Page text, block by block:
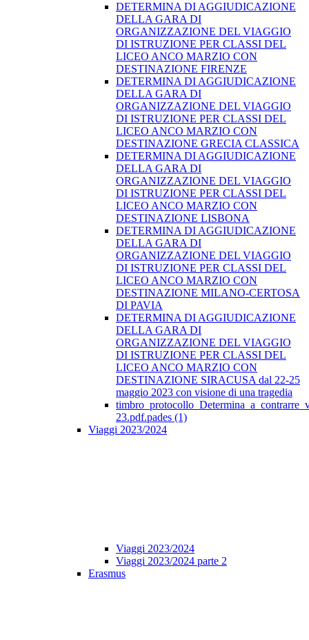
DETERMINA DI AGGIUDICAZIONE
DELLA GARA DI
ORGANIZZAZIONE DEL VIAGGIO
DI ISTRUZIONE PER CLASSI DEL
LICEO ANCO MARZIO CON
DESTINAZIONE FIRENZE
DETERMINA DI AGGIUDICAZIONE
DELLA GARA DI
ORGANIZZAZIONE DEL VIAGGIO
DI ISTRUZIONE PER CLASSI DEL
LICEO ANCO MARZIO CON
DESTINAZIONE GRECIA CLASSICA
DETERMINA DI AGGIUDICAZIONE
DELLA GARA DI
ORGANIZZAZIONE DEL VIAGGIO
DI ISTRUZIONE PER CLASSI DEL
LICEO ANCO MARZIO CON
DESTINAZIONE LISBONA
DETERMINA DI AGGIUDICAZIONE
DELLA GARA DI
ORGANIZZAZIONE DEL VIAGGIO
DI ISTRUZIONE PER CLASSI DEL
LICEO ANCO MARZIO CON
DESTINAZIONE MILANO-CERTOSA
DI PAVIA
DETERMINA DI AGGIUDICAZIONE
DELLA GARA DI
ORGANIZZAZIONE DEL VIAGGIO
DI ISTRUZIONE PER CLASSI DEL
LICEO ANCO MARZIO CON
DESTINAZIONE SIRACUSA dal 22-25
maggio 2023 con visione di una tragedia
23.pdf.pades (1)
Viaggi 2023/2024
Viaggi 2023/2024
Viaggi 2023/2024 parte 2
Erasmus